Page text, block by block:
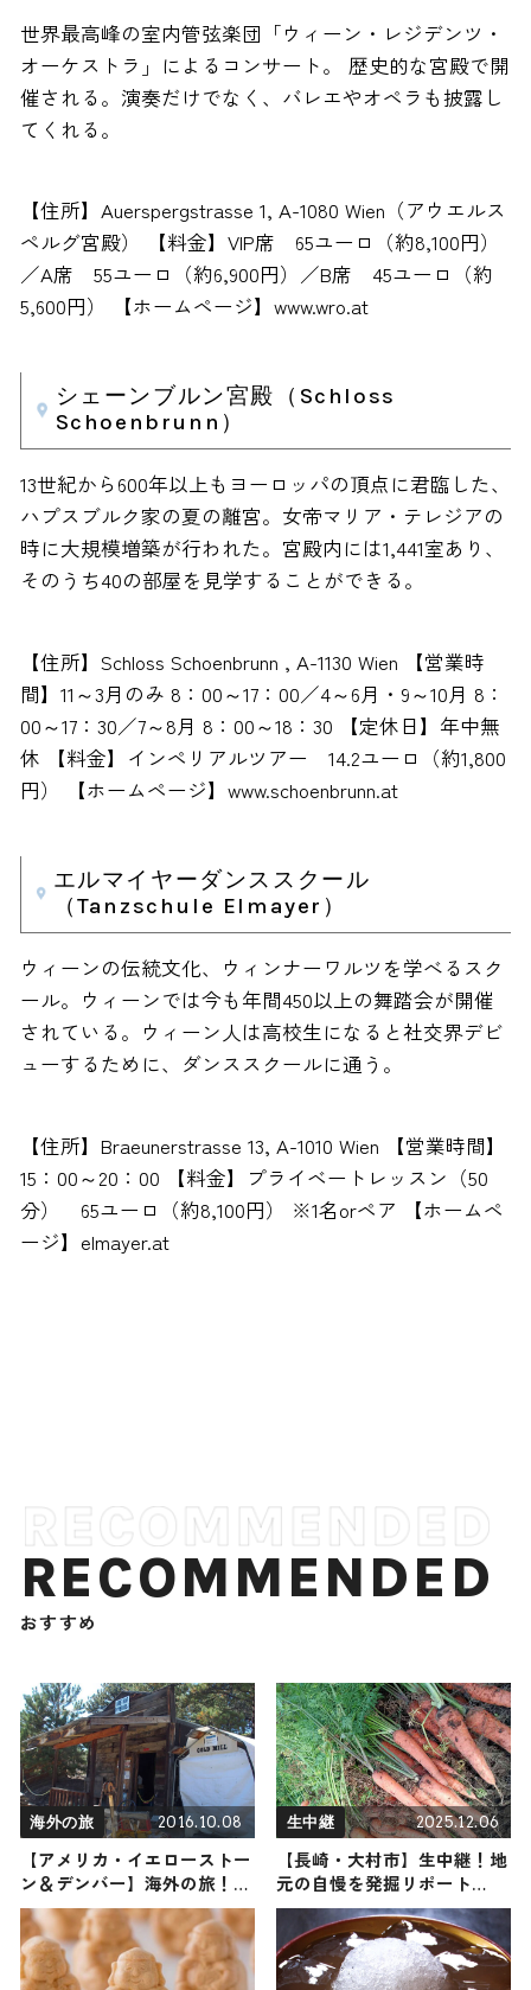
世界最高峰の室内管弦楽団「ウィーン・レジデンツ・
オーケストラ」によるコンサート。 歴史的な宮殿で開
催される。演奏だけでなく、バレエやオペラも披露し
てくれる。
【住所】Auerspergstrasse 1, A-1080 Wien（アウエルス
ペルグ宮殿） 【料金】VIP席 65ユーロ（約8,100円）
／A席 55ユーロ（約6,900円）／B席 45ユーロ（約
5,600円） 【ホームページ】www.wro.at
シェーンブルン宮殿（Schloss
Schoenbrunn）
13世紀から600年以上もヨーロッパの頂点に君臨した、
ハプスブルク家の夏の離宮。女帝マリア・テレジアの
時に大規模増築が行われた。宮殿内には1,441室あり、
そのうち40の部屋を見学することができる。
【住所】Schloss Schoenbrunn , A-1130 Wien 【営業時
間】11～3月のみ 8：00～17：00／4～6月・9～10月 8：
00～17：30／7～8月 8：00～18：30 【定休日】年中無
休 【料金】インペリアルツアー 14.2ユーロ（約1,800
円） 【ホームページ】www.schoenbrunn.at
エルマイヤーダンススクール
（Tanzschule Elmayer）
ウィーンの伝統文化、ウィンナーワルツを学べるスク
ール。ウィーンでは今も年間450以上の舞踏会が開催
されている。ウィーン人は高校生になると社交界デビ
ューするために、ダンススクールに通う。
【住所】Braeunerstrasse 13, A-1010 Wien 【営業時間】
15：00～20：00 【料金】プライベートレッスン（50
分） 65ユーロ（約8,100円） ※1名orペア 【ホームペ
ージ】elmayer.at
RECOMMENDED
おすすめ
海外の旅 2016.10.08
【アメリカ・イエローストー
ン＆デンバー】海外の旅！お
すすめ観光スポットやグルメ
をリポート
生中継 2025.12.06
【長崎・大村市】生中継！地
元の自慢を発掘リポート
2025年12月6日放送